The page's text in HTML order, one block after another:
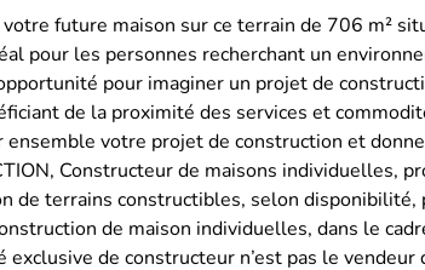
future maison sur ce terrain de 706 m²
pour les personnes recherchant un
pour imaginer un projet de
de la proximité des services et
ensemble votre projet de construction et
Constructeur de maisons individuelles,
de terrains constructibles, selon disponibilité,
de maison individuelles, dans le
exclusive de constructeur n’est pas le